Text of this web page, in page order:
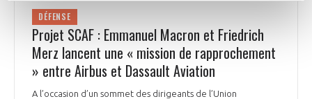
DÉFENSE
Projet SCAF : Emmanuel Macron et Friedrich
Merz lancent une « mission de rapprochement
» entre Airbus et Dassault Aviation
A l’occasion d’un sommet des dirigeants de l’Union